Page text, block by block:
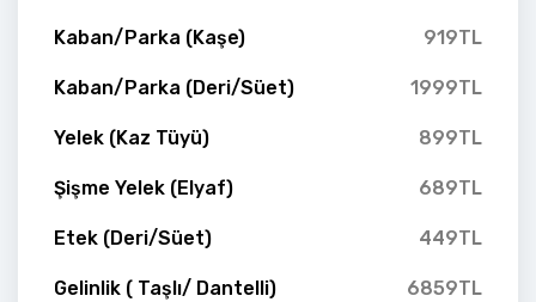
Kaban/Parka (Kaşe) 919TL
Kaban/Parka (Deri/Süet) 1999TL
Yelek (Kaz Tüyü) 899TL
Şişme Yelek (Elyaf) 689TL
Etek (Deri/Süet) 449TL
Gelinlik ( Taşlı/ Dantelli) 6859TL